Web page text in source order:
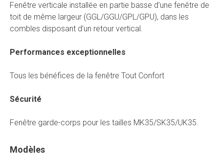
Fenêtre verticale installée en partie basse d’une fenêtre de
toit de même largeur (GGL/GGU/GPL/GPU), dans les
combles disposant d’un retour vertical.
Performances exceptionnelles
Tous les bénéfices de la fenêtre Tout Confort
Sécurité
Fenêtre garde-corps pour les tailles MK35/SK35/UK35.
Modèles